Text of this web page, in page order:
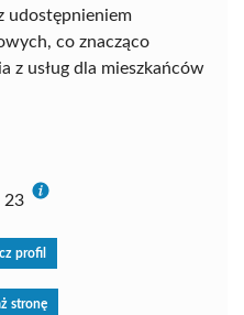
udostępnieniem
co znacząco
z usług dla mieszkańców
23
profil
stronę